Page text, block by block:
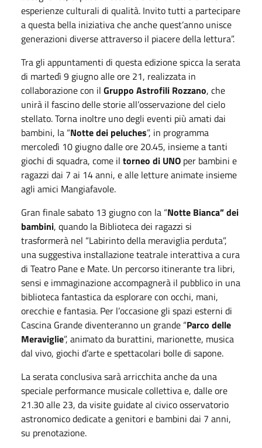
esperienze culturali di qualità. Invito tutti a partecipare
a questa bella iniziativa che anche quest’anno unisce
generazioni diverse attraverso il piacere della lettura”.
Tra gli appuntamenti di questa edizione spicca la serata
di martedì 9 giugno alle ore 21, realizzata in
collaborazione con il Gruppo Astrofili Rozzano, che
unirà il fascino delle storie all’osservazione del cielo
stellato. Torna inoltre uno degli eventi più amati dai
bambini, la “Notte dei peluches”, in programma
mercoledì 10 giugno dalle ore 20.45, insieme a tanti
giochi di squadra, come il torneo di UNO per bambini e
ragazzi dai 7 ai 14 anni, e alle letture animate insieme
agli amici Mangiafavole.
Gran finale sabato 13 giugno con la “Notte Bianca” dei
bambini, quando la Biblioteca dei ragazzi si
trasformerà nel “Labirinto della meraviglia perduta”,
una suggestiva installazione teatrale interattiva a cura
di Teatro Pane e Mate. Un percorso itinerante tra libri,
sensi e immaginazione accompagnerà il pubblico in una
biblioteca fantastica da esplorare con occhi, mani,
orecchie e fantasia. Per l’occasione gli spazi esterni di
Cascina Grande diventeranno un grande “Parco delle
Meraviglie”, animato da burattini, marionette, musica
dal vivo, giochi d’arte e spettacolari bolle di sapone.
La serata conclusiva sarà arricchita anche da una
speciale performance musicale collettiva e, dalle ore
21.30 alle 23, da visite guidate al civico osservatorio
astronomico dedicate a genitori e bambini dai 7 anni,
su prenotazione.